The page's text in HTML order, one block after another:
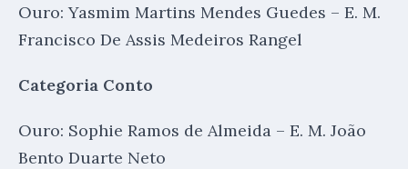
Ouro: Yasmim Martins Mendes Guedes – E. M.
Francisco De Assis Medeiros Rangel
Categoria Conto
Ouro: Sophie Ramos de Almeida – E. M. João
Bento Duarte Neto